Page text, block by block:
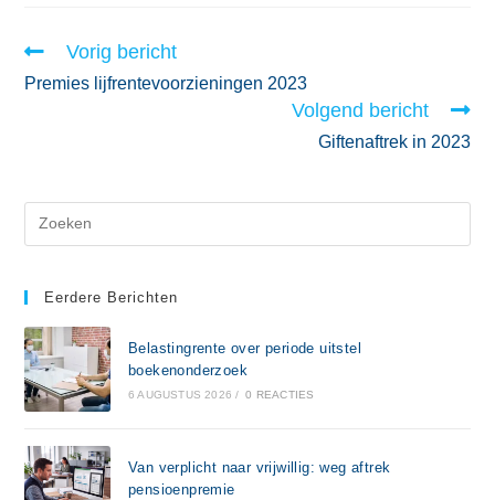
Vorig bericht
Premies lijfrentevoorzieningen 2023
Volgend bericht
Giftenaftrek in 2023
Eerdere Berichten
Belastingrente over periode uitstel
boekenonderzoek
6 AUGUSTUS 2026 / 0 REACTIES
Van verplicht naar vrijwillig: weg aftrek
pensioenpremie